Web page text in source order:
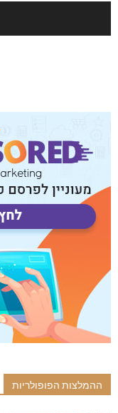
ההמלצות הפופולריות